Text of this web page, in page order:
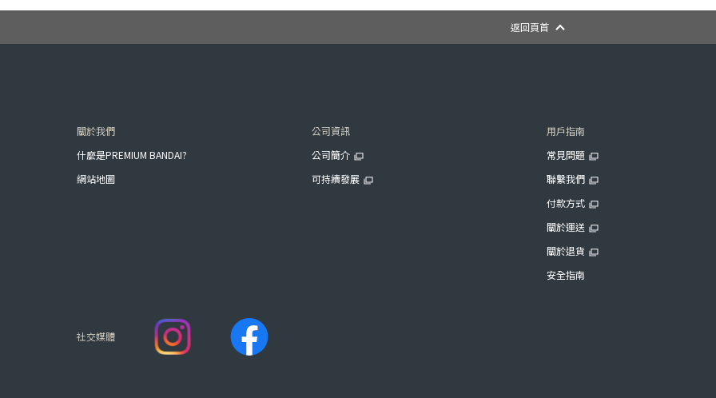
返回頁首
關於我們
什麼是PREMIUM BANDAI?
網站地圖
公司資訊
公司簡介
可持續發展
用戶指南
常見問題
聯繫我們
付款方式
關於運送
關於退貨
安全指南
社交媒體